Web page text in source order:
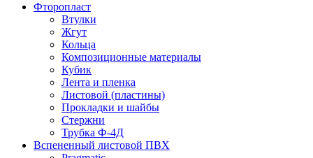
Фторопласт
Втулки
Жгут
Кольца
Композиционные материалы
Кубик
Лента и пленка
Листовой (пластины)
Прокладки и шайбы
Стержни
Трубка Ф-4Д
Вспененный листовой ПВХ